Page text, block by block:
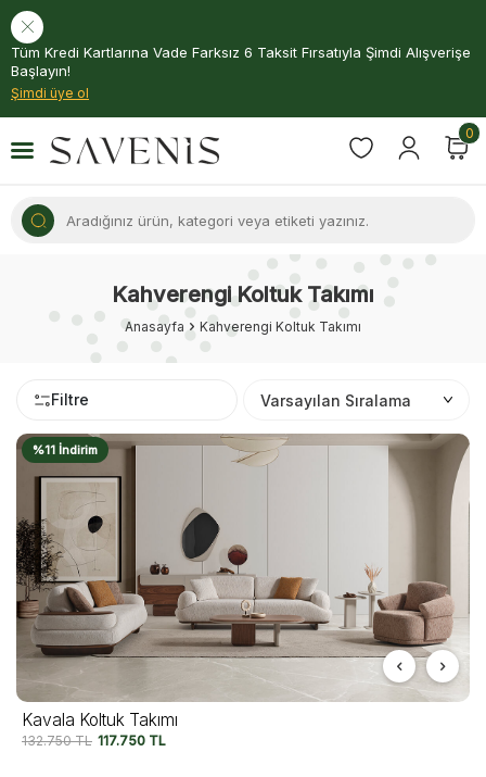
Tüm Kredi Kartlarına Vade Farksız 6 Taksit Fırsatıyla Şimdi Alışverişe
Başlayın!
Şimdi üye ol
0
Kahverengi Koltuk Takımı
Anasayfa Kahverengi Koltuk Takımı
Filtre
%11 İndirim
Kavala Koltuk Takımı
132.750TL 117.750 TL